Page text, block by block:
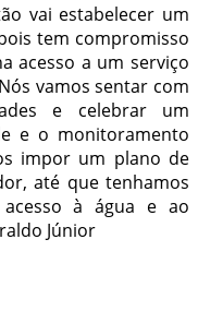
vai estabelecer um
tem compromisso
acesso a um serviço
vamos sentar com
e celebrar um
e o monitoramento
impor um plano de
até que tenhamos
à água e ao
Júnior